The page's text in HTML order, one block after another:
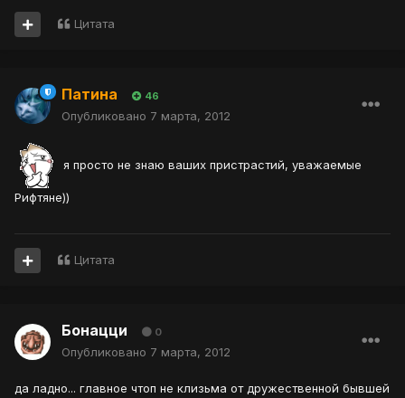
Цитата
Патина 46
Опубликовано 7 марта, 2012
я просто не знаю ваших пристрастий, уважаемые
Рифтяне))
Цитата
Бонацци 0
Опубликовано 7 марта, 2012
да ладно... главное чтоп не клизьма от дружественной бывшей